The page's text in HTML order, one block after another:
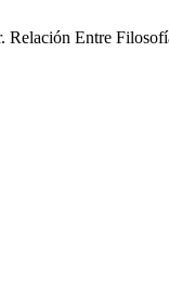
Relación Entre